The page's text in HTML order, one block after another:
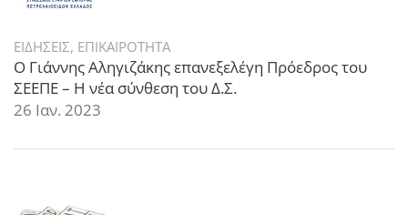
ΕΙΔΗΣΕΙΣ, ΕΠΙΚΑΙΡΟΤΗΤΑ
Ο Γιάννης Αληγιζάκης επανεξελέγη Πρόεδρος του
ΣΕΕΠΕ – Η νέα σύνθεση του Δ.Σ.
26 Ιαν. 2023